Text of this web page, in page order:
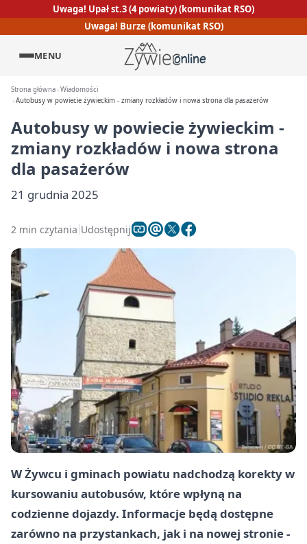
Uwaga! Upał st.3 (4 powiaty) (komunikat RSO)
Uwaga! Burze (komunikat RSO)
MENU
Strona główna Wiadomości
Autobusy w powiecie żywieckim - zmiany rozkładów i nowa strona dla pasażerów
Autobusy w powiecie żywieckim -
zmiany rozkładów i nowa strona
dla pasażerów
21 grudnia 2025
2 min czytania Udostępnij
W Żywcu i gminach powiatu nadchodzą korekty w
kursowaniu autobusów, które wpłyną na
codzienne dojazdy. Informacje będą dostępne
zarówno na przystankach, jak i na nowej stronie -